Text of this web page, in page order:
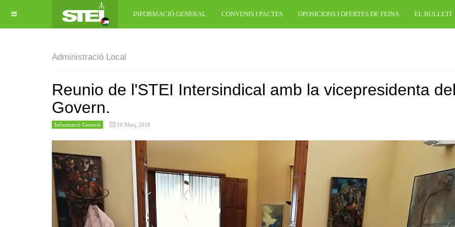
INFORMACIÓ GENERAL CONVENIS I PACTES OPOSICIONS I OFERTES DE FEINA EL BULLETÍ
Administració Local
Reunio de l'STEI Intersindical amb la vicepresidenta
Govern.
Informació General 16 Març 2018